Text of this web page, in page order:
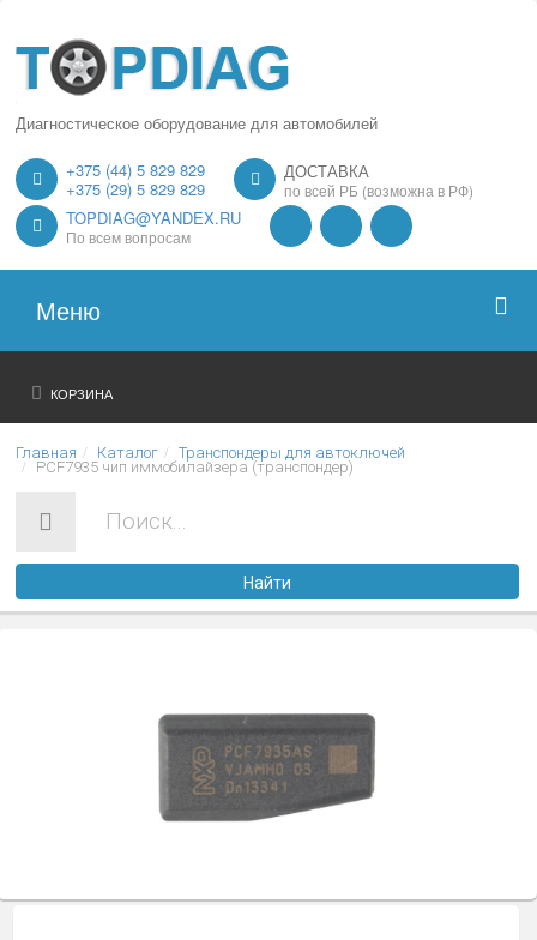
Диагностическое оборудование для автомобилей
+375 (44) 5 829 829
+375 (29) 5 829 829
ДОСТАВКА
по всей РБ (возможна в РФ)
TOPDIAG@YANDEX.RU
По всем вопросам
Меню
Главная
О нас
Оплата
КОРЗИНА
Главная Каталог
Транспондеры для автоключей
PCF7935 чип иммобилайзера (транспондер)
Найти